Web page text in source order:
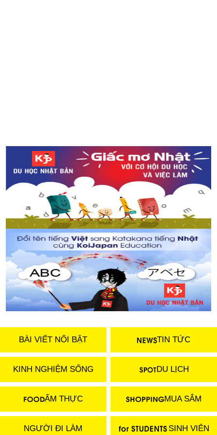
BÀI VIẾT NỔI BẬT TIN TỨC
KINH NGHIỆM SỐNG DU LỊCH
ẨM THỰC MUA SẮM
NGƯỜI ĐI LÀM SINH VIÊN